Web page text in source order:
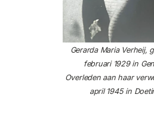
Gerarda Maria Verheij,
februari 1929 in
Overleden aan haar
april 1945 in